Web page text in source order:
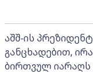
აშშ-ის
განცხადებით,
ბირთვულ იარაღს